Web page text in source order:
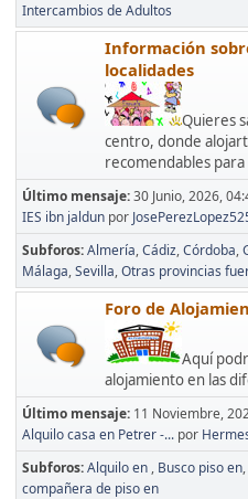
Intercambios de Adultos
Información
localidades
Quieres
centro, donde
recomendables
Último mensaje:30 Junio, 2026,
IES ibn jaldun por
Subforos Almería Cádiz Córdoba
Málaga Sevilla Otras provincias
Foro de
Aquí
alojamiento en las
Último mensaje: 11 Noviembre,
Alquilo casa en Petrer -... por
Subforos Alquilo en Busco piso en
compañera de piso en